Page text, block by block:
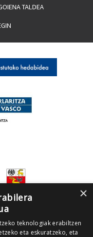
TALDEA
×
teknologiak erabiltzen
eta eskuratzeko, eta